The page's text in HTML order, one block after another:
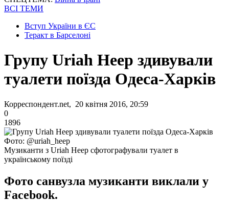
ВСІ ТЕМИ
Вступ України в ЄС
Теракт в Барселоні
Групу Uriah Heep здивували
туалети поїзда Одеса-Харків
Корреспондент.net, 20 квітня 2016, 20:59
0
1896
Фото: @uriah_heep
Музиканти з Uriah Heep сфотографували туалет в
українському поїзді
Фото санвузла музиканти виклали у
Facebook.